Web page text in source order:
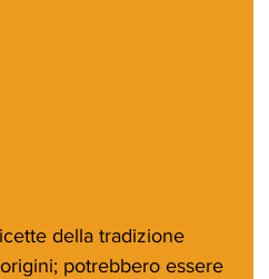
potrebbero essere